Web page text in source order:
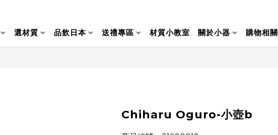
選材質 品飲日本 送禮專區 材質小教室 關於小器 購物相關
Chiharu Oguro-小壺b